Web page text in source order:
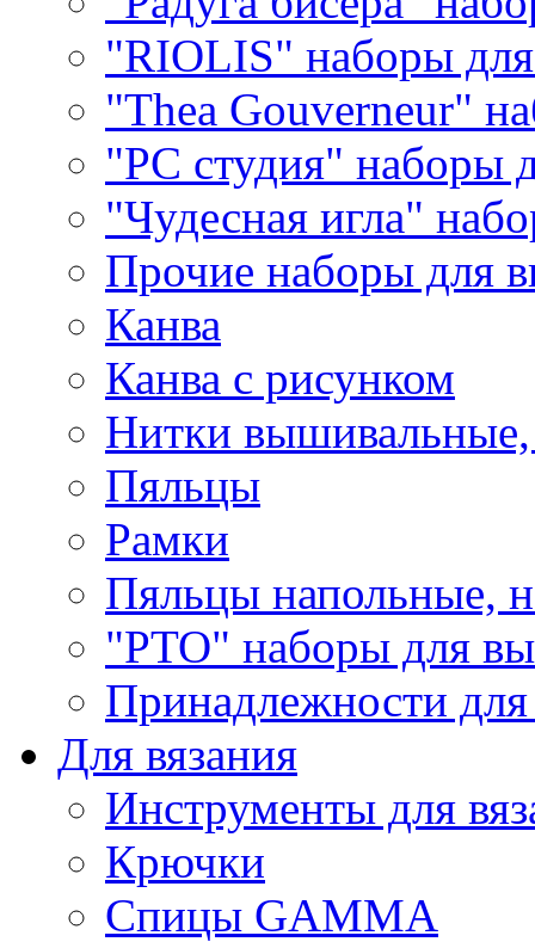
"RIOLIS" наборы
"Thea Gouverneur"
"РС студия" наборы
"Чудесная игла"
Прочие наборы для
Канва
Канва с рисунком
Нитки
Пяльцы
Рамки
Пяльцы напольные,
"РТО" наборы для
Принадлежности
Для вязания
Инструменты для
Крючки
Спицы GAMMA